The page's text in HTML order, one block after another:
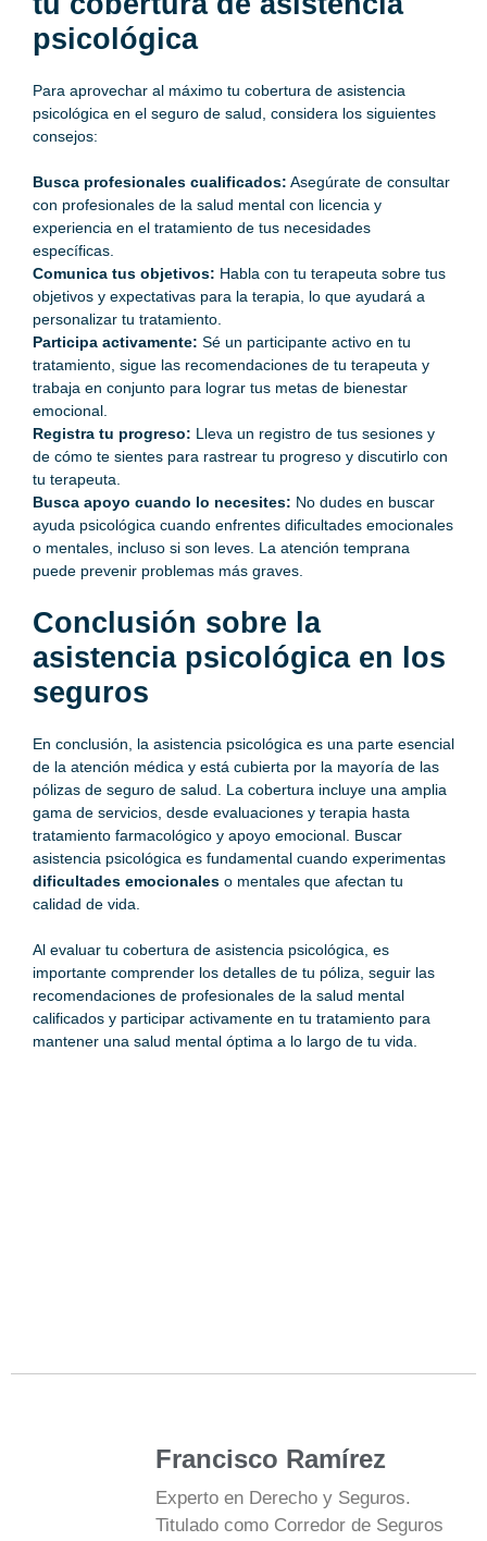
psicológica
Para aprovechar al máximo tu cobertura de asistencia
psicológica en el seguro de salud, considera los siguientes
consejos:
Busca profesionales cualificados: Asegúrate de consultar
con profesionales de la salud mental con licencia y
experiencia en el tratamiento de tus necesidades
específicas.
Comunica tus objetivos: Habla con tu terapeuta sobre tus
objetivos y expectativas para la terapia, lo que ayudará a
personalizar tu tratamiento.
Participa activamente: Sé un participante activo en tu
tratamiento, sigue las recomendaciones de tu terapeuta y
trabaja en conjunto para lograr tus metas de bienestar
emocional.
Registra tu progreso: Lleva un registro de tus sesiones y
de cómo te sientes para rastrear tu progreso y discutirlo con
tu terapeuta.
Busca apoyo cuando lo necesites: No dudes en buscar
ayuda psicológica cuando enfrentes dificultades emocionales
o mentales, incluso si son leves. La atención temprana
puede prevenir problemas más graves.
Conclusión sobre la
asistencia psicológica en los
seguros
En conclusión, la asistencia psicológica es una parte esencial
de la atención médica y está cubierta por la mayoría de las
pólizas de seguro de salud. La cobertura incluye una amplia
gama de servicios, desde evaluaciones y terapia hasta
tratamiento farmacológico y apoyo emocional. Buscar
asistencia psicológica es fundamental cuando experimentas
dificultades emocionales o mentales que afectan tu
calidad de vida.
Al evaluar tu cobertura de asistencia psicológica, es
importante comprender los detalles de tu póliza, seguir las
recomendaciones de profesionales de la salud mental
calificados y participar activamente en tu tratamiento para
mantener una salud mental óptima a lo largo de tu vida.
Francisco Ramírez
Experto en Derecho y Seguros.
Titulado como Corredor de Seguros